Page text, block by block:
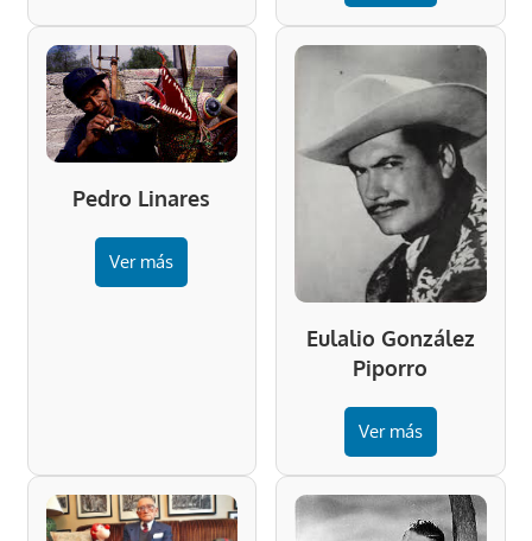
Pedro Linares
Ver más
Eulalio González
Piporro
Ver más